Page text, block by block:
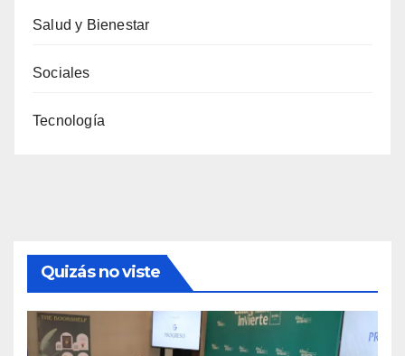
Salud y Bienestar
Sociales
Tecnología
Quizás no viste